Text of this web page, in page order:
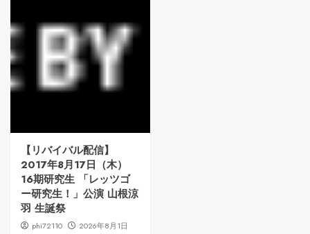
【リバイバル配信】
2017年8月17日（木）
16期研究生 「レッツゴ
ー研究生！」公演 山根涼
羽 生誕祭
phi72110
2026年8月1日